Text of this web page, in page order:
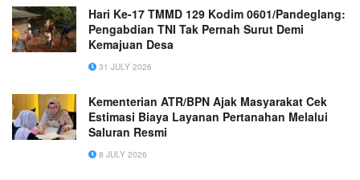
Hari Ke-17 TMMD 129 Kodim 0601/Pandeglang:
Pengabdian TNI Tak Pernah Surut Demi
Kemajuan Desa
31 JULY 2026
Kementerian ATR/BPN Ajak Masyarakat Cek
Estimasi Biaya Layanan Pertanahan Melalui
Saluran Resmi
8 JULY 2026